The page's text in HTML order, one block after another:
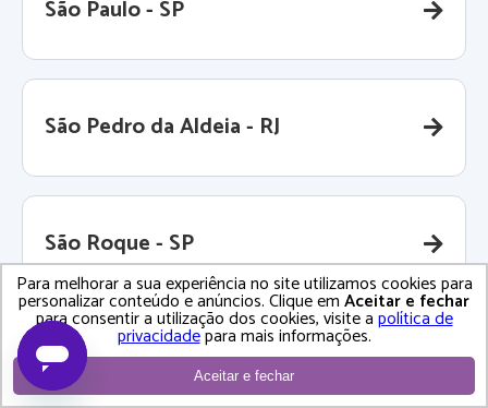
São Paulo - SP
São Pedro da Aldeia - RJ
São Roque - SP
São Sebastião - SP
Para melhorar a sua experiência no site utilizamos cookies para
personalizar conteúdo e anúncios. Clique emAceitar e fechar
para consentir a utilização dos cookies, visite apolítica de
privacidadepara mais informações.
Aceitar e fechar